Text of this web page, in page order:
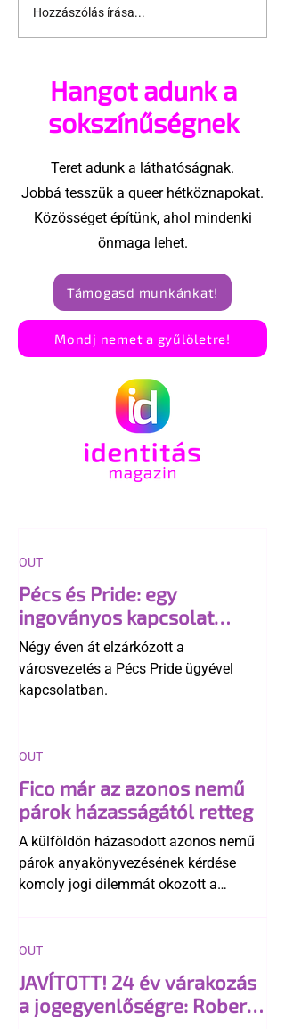
A London Trans+ Pride
szervezője nem volt
ünnepségnek nevezni
az eseményt- a BBC
ezért törölte vele az
interjút
Hozzászólás írása...
Hangot adunk a
sokszínűségnek
Teret adunk a láthatóságnak.
Jobbá tesszük a queer hétköznapokat.
Közösséget építünk, ahol mindenki
önmaga lehet.
Támogasd munkánkat!
Mondj nemet a gyűlöletre!
Pécs és Pride: egy
ingoványos kapcsolat
története
Négy éven át elzárkózott a
városvezetés a Pécs Pride ügyével
kapcsolatban.
OUT
Fico már az azonos nemű
párok házasságától retteg
A külföldön házasodott azonos nemű
párok anyakönyvezésének kérdése
komoly jogi dilemmát okozott a
egyértelműen tiltja a házasságuk
elismerését. Közben az ellenzéken belül
is vita robbant ki arról, hogy vissza
kellene-e vonni a kormány konzervatív
OUT
JAVÍTOTT! 24 év várakozás
a jogegyenlőségre: Robert
OUT